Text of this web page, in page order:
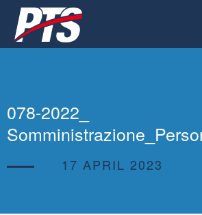
Go
to
the
078-2022_
17 APRIL 2023